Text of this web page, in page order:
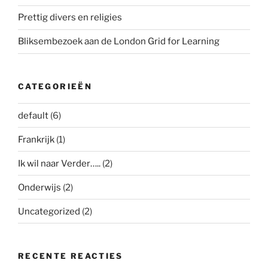
Prettig divers en religies
Bliksembezoek aan de London Grid for Learning
CATEGORIEËN
default (6)
Frankrijk (1)
Ik wil naar Verder….. (2)
Onderwijs (2)
Uncategorized (2)
RECENTE REACTIES